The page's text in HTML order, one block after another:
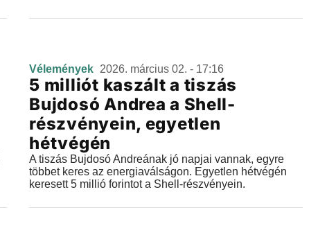
Vélemények 2026. március 02. - 17:16
5 milliót kaszált a tiszás
Bujdosó Andrea a Shell-
részvényein, egyetlen
hétvégén
A tiszás Bujdosó Andreának jó napjai vannak, egyre
többet keres az energiaválságon. Egyetlen hétvégén
keresett 5 millió forintot a Shell-részvényein.